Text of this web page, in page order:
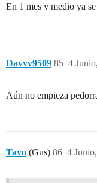
En 1 mes y medio ya
Davvv9509 4
85
Aún no empieza
Tavo (Gus) 4
86